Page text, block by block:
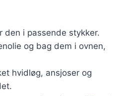
den i passende stykker.
og bag dem i ovnen,
hvidløg, ansjoser og